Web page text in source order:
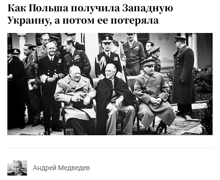
Как Польша получила Западную
Украину, а потом ее потеряла
Андрей Медведев